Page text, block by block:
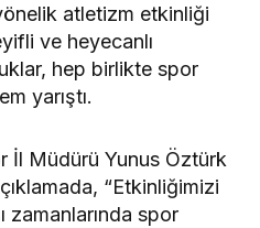
atletizm etkinliği
ve heyecanlı
hep birlikte spor
yarıştı.
İl Müdürü Yunus Öztürk
“Etkinliğimizi
zamanlarında spor